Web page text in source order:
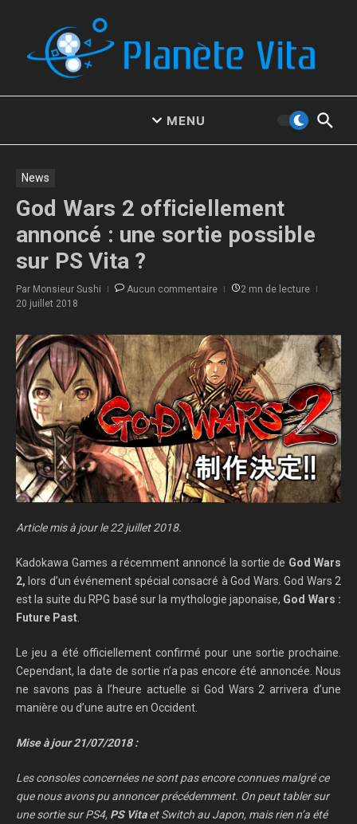
MENU
News
God Wars 2 officiellement
annoncé : une sortie possible
sur PS Vita ?
Par Monsieur Sushi Aucun commentaire
2 mn de lecture
20 juillet 2018
Article mis à jour le 22 juillet 2018.
Kadokawa Games a récemment annoncé la sortie de God Wars
2, lors d’un événement spécial consacré à God Wars. God Wars 2
est la suite du RPG basé sur la mythologie japonaise, God Wars :
Future Past.
Le jeu a été officiellement confirmé pour une sortie prochaine.
Cependant, la date de sortie n’a pas encore été annoncée. Nous
ne savons pas à l’heure actuelle si God Wars 2 arrivera d’une
manière ou d’une autre en Occident.
Mise à jour 21/07/2018 :
Les consoles concernées ne sont pas encore connues malgré ce
que nous avons pu annoncer précédemment. On peut tabler sur
une sortie sur PS4, PS Vitaet Switch au Japon, mais rien n’a été